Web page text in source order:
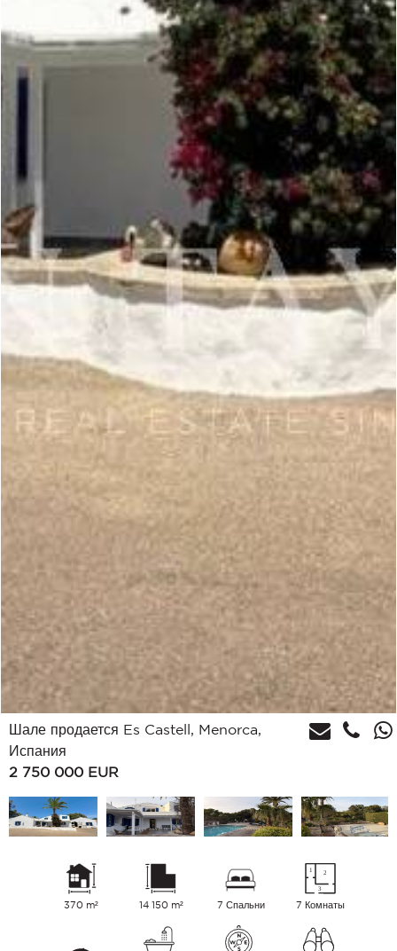
Шале продается Es Castell, Menorca,
Испания
2 750 000 EUR
370 m² 14 150 m² 7 Спальни 7 Комнаты